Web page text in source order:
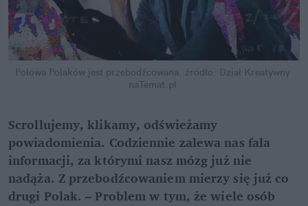
Połowa Polaków jest przebodźcowana.
źródło: Dział Kreatywny
naTemat.pl
Scrollujemy, klikamy, odświeżamy
powiadomienia. Codziennie zalewa nas fala
informacji, za którymi nasz mózg już nie
nadąża. Z przebodźcowaniem mierzy się już co
drugi Polak. – Problem w tym, że wiele osób